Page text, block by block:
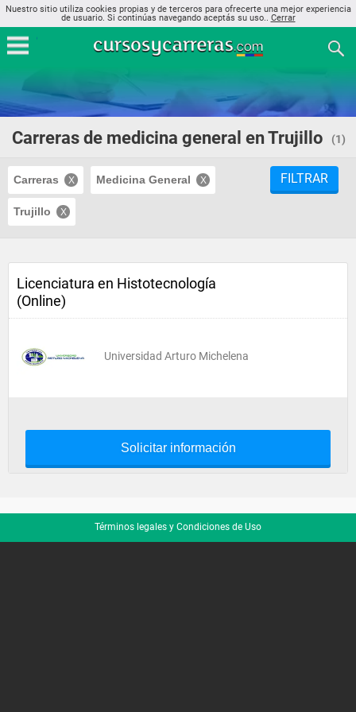
Nuestro sitio utiliza cookies propias y de terceros para ofrecerte una mejor experiencia
de usuario. Si continúas navegando aceptás su uso.. Cerrar
Carreras de medicina general en Trujillo (1)
Carreras Medicina General
Trujillo
FILTRAR
Licenciatura en Histotecnología
(Online)
Universidad Arturo Michelena
Solicitar información
Términos legales y Condiciones de Uso